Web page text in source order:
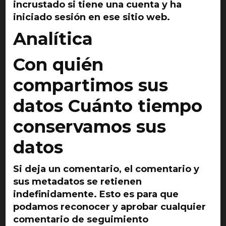
incrustado si tiene una cuenta y ha
iniciado sesión en ese sitio web.
Analítica
Con quién
compartimos sus
datos Cuánto tiempo
conservamos sus
datos
Si deja un comentario, el comentario y
sus metadatos se retienen
indefinidamente. Esto es para que
podamos reconocer y aprobar cualquier
comentario de seguimiento